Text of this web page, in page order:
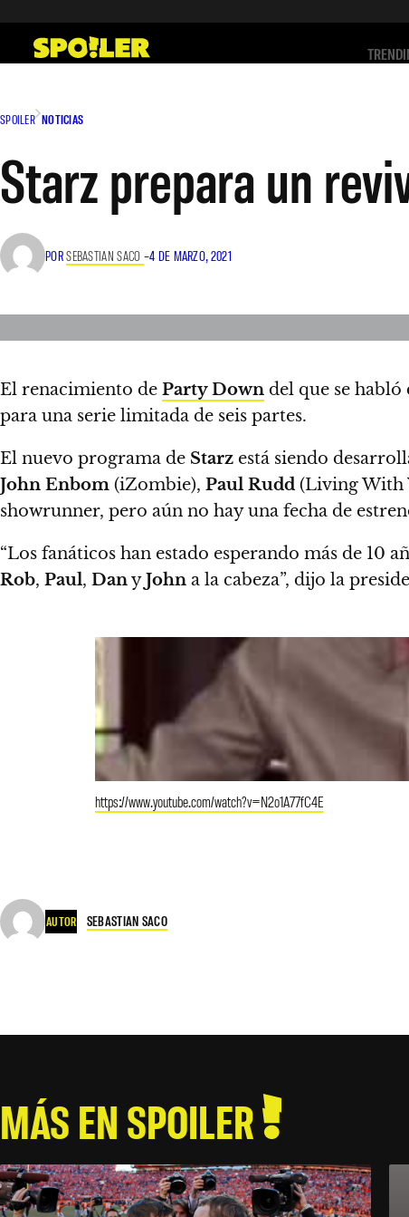
contenido
SPOILER NOTICIAS
Starz prepara un
PORSEBASTIAN SACO –4 DE MARZO, 2021
El renacimiento de Party Down del que se
para una serie limitada de seis partes.
El nuevo programa de Starz está siendo
John Enbom (iZombie), Paul Rudd (Living With
showrunner, pero aún no hay una fecha de
“Los fanáticos han estado esperando más de 10
Rob, Paul, DanyJohn a la cabeza”, dijo la
https://www.youtube.com/watch?v=N2o1A77fC4E
AUTOR SEBASTIAN SACO
MÁS EN SPOILER